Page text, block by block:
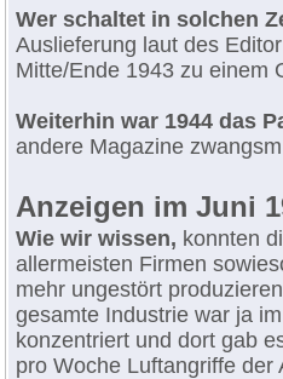
Wer schaltet in solchen
Auslieferung laut des
Mitte/Ende 1943 zu einem
Weiterhin war 1944 das
andere Magazine
Anzeigen im Juni
Wie wir wissen, konnten
allermeisten Firmen
mehr ungestört
gesamte Industrie war ja
konzentriert und dort gab
pro Woche Luftangriffe der